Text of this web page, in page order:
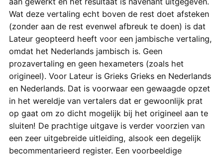
Wat deze vertaling echt boven de rest doet afsteken
(zonder aan de rest evenwel afbreuk te doen) is dat
Lateur geopteerd heeft voor een jambische vertaling,
omdat het Nederlands jambisch is. Geen
prozavertaling en geen hexameters (zoals het
origineel). Voor Lateur is Grieks Grieks en Nederlands
en Nederlands. Dat is voorwaar een gewaagde opzet
in het wereldje van vertalers dat er gewoonlijk prat
op gaat om zo dicht mogelijk bij het origineel aan te
sluiten! De prachtige uitgave is verder voorzien van
een zeer uitgebreide uitleiding, alsook een degelijk
becommentarieerd register. Een voorbeeldige